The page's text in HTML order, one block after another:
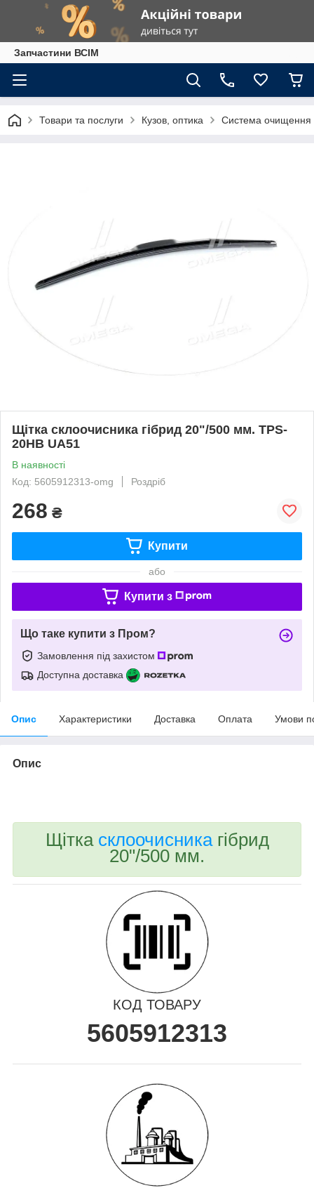
Запчастини ВСІМ
Товари та послуги Кузов, оптика Система очищення
Щітка склоочисника гібрид 20"/500 мм. TPS-
20HB UA51
В наявності
Код: 5605912313-omg
Роздріб
268 ₴
Купити
або
Купити з
Що таке купити з Пром?
Замовлення під захистом
Доступна доставка
Опис Характеристики Доставка Оплата Умови
Опис
Щітка склоочисникагібрид
20"/500 мм.
КОД ТОВАРУ
5605912313